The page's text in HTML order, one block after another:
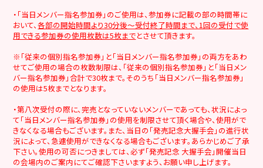
・「当日メンバー指名参加券」のご使用は、参加券に記載の部の時間帯に
おいて、各部の開始時間より30分後～受付終了時間まで、1回の受付で使
用できる参加券の使用枚数は5枚までとさせて頂きます。
※「従来の個別指名参加券」と「当日メンバー指名参加券」の両方をあわ
せてご使用の場合の枚数制限は、「従来の個別指名参加券」と「当日メン
バー指名参加券」合計で30枚まで。そのうち「当日メンバー指名参加券」
の使用は5枚までとなります。
・第八次受付の際に、完売となっていないメンバーであっても、状況によっ
て「当日メンバー指名参加券」の使用を制限させて頂く場合や、使用がで
きなくなる場合もございます。また、当日の「発売記念大握手会」の進行状
況によって、急遽使用ができなくなる場合もございます。あらかじめご了承
下さい。使用の可否につきましては、必ず「発売記念 大握手会」開催当日
の会場内のご案内にてご確認下さいますよう、お願い申し上げます。